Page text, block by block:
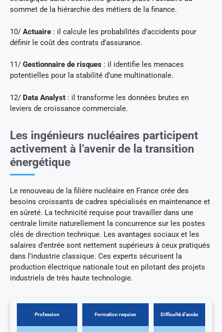
sommet de la hiérarchie des métiers de la finance.
10/ Actuaire : il calcule les probabilités d’accidents pour
définir le coût des contrats d’assurance.
11/ Gestionnaire de risques : il identifie les menaces
potentielles pour la stabilité d’une multinationale.
12/ Data Analyst : il transforme les données brutes en
leviers de croissance commerciale.
Les ingénieurs nucléaires participent
activement à l’avenir de la transition
énergétique
Le renouveau de la filière nucléaire en France crée des
besoins croissants de cadres spécialisés en maintenance et
en sûreté. La technicité requise pour travailler dans une
centrale limite naturellement la concurrence sur les postes
clés de direction technique. Les avantages sociaux et les
salaires d’entrée sont nettement supérieurs à ceux pratiqués
dans l’industrie classique. Ces experts sécurisent la
production électrique nationale tout en pilotant des projets
industriels de très haute technologie.
Profession Formation requise Difficulté d’accès